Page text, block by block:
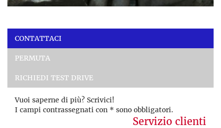
CONTATTACI
PERMUTA
RICHIEDI TEST DRIVE
Vuoi saperne di più? Scrivici!
I campi contrassegnati con * sono obbligatori.
Servizio clienti